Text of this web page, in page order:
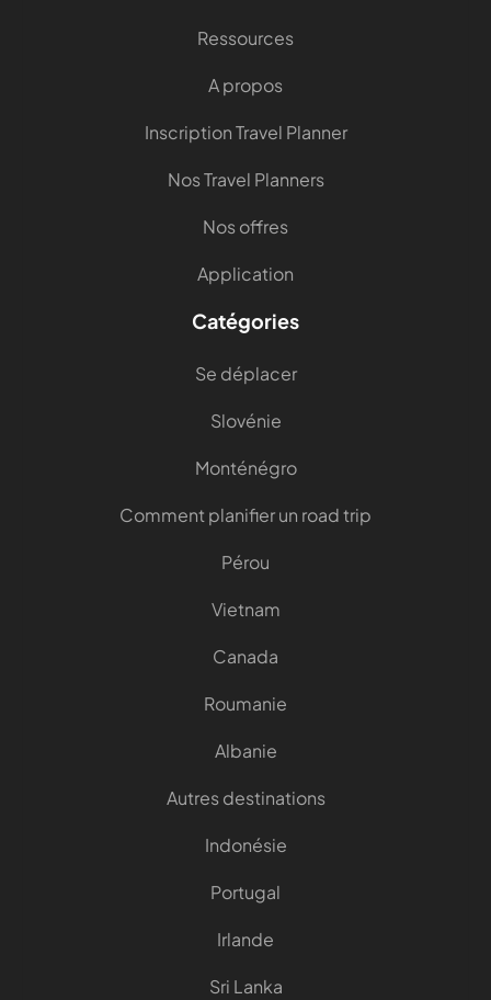
Ressources
A propos
Inscription Travel Planner
Nos Travel Planners
Nos offres
Application
Catégories
Se déplacer
Slovénie
Monténégro
Comment planifier un road trip
Pérou
Vietnam
Canada
Roumanie
Albanie
Autres destinations
Indonésie
Portugal
Irlande
Sri Lanka